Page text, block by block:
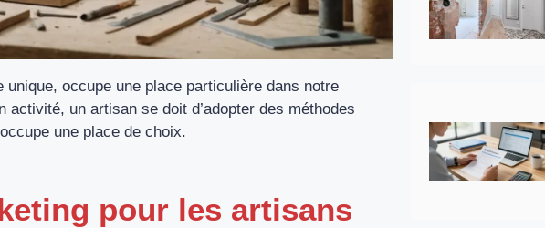
occupe une place particulière dans notre
un artisan se doit d’adopter des méthodes
une place de choix.
pour les artisans